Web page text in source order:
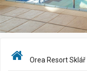
Orea Resort Sklář